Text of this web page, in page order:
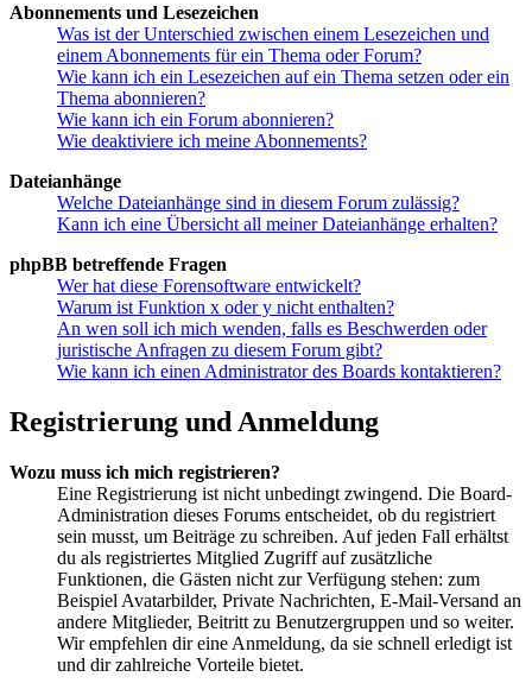
Abonnements und Lesezeichen
Was ist der Unterschied zwischen einem Lesezeichen und
einem Abonnements für ein Thema oder Forum?
Wie kann ich ein Lesezeichen auf ein Thema setzen oder ein
Thema abonnieren?
Wie kann ich ein Forum abonnieren?
Wie deaktiviere ich meine Abonnements?
Dateianhänge
Welche Dateianhänge sind in diesem Forum zulässig?
Kann ich eine Übersicht all meiner Dateianhänge erhalten?
phpBB betreffende Fragen
Wer hat diese Forensoftware entwickelt?
Warum ist Funktion x oder y nicht enthalten?
An wen soll ich mich wenden, falls es Beschwerden oder
juristische Anfragen zu diesem Forum gibt?
Wie kann ich einen Administrator des Boards kontaktieren?
Registrierung und Anmeldung
Wozu muss ich mich registrieren?
Eine Registrierung ist nicht unbedingt zwingend. Die Board-
Administration dieses Forums entscheidet, ob du registriert
sein musst, um Beiträge zu schreiben. Auf jeden Fall erhältst
du als registriertes Mitglied Zugriff auf zusätzliche
Funktionen, die Gästen nicht zur Verfügung stehen: zum
Beispiel Avatarbilder, Private Nachrichten, E-Mail-Versand an
andere Mitglieder, Beitritt zu Benutzergruppen und so weiter.
Wir empfehlen dir eine Anmeldung, da sie schnell erledigt ist
und dir zahlreiche Vorteile bietet.